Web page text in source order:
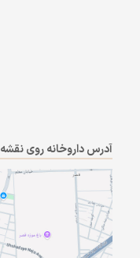
آدرس داروخانه روی نقشه